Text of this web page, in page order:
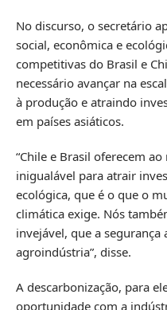
No discurso, o secretário
social, econômica e
competitivas do Brasil e
necessário avançar na
à produção e atraindo
em países asiáticos.
“Chile e Brasil oferecem
inigualável para atrair
ecológica, que é o que o
climática exige. Nós
invejável, que a segurança
agroindústria”, disse.
A descarbonização, para
oportunidade com a